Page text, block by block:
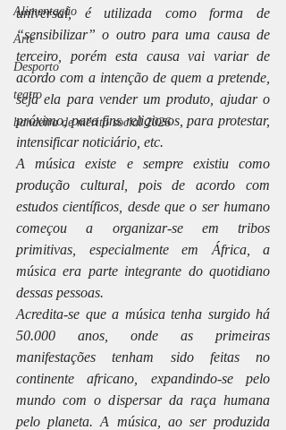
Alimentação
Arte
Desporto
teatro
bandeira de mérito social 2026
universal, é utilizada como forma de
“sensibilizar” o outro para uma causa de
terceiro, porém esta causa vai variar de
acordo com a intenção de quem a pretende,
seja ela para vender um produto, ajudar o
próximo, para fins religiosos, para protestar,
intensificar noticiário, etc.
A música existe e sempre existiu como
produção cultural, pois de acordo com
estudos científicos, desde que o ser humano
começou a organizar-se em tribos
primitivas, especialmente em África, a
música era parte integrante do quotidiano
dessas pessoas.
Acredita-se que a música tenha surgido há
50.000 anos, onde as primeiras
manifestações tenham sido feitas no
continente africano, expandindo-se pelo
mundo com o dispersar da raça humana
pelo planeta. A música, ao ser produzida